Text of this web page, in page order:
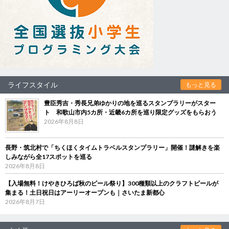
ライフスタイル もっと見る
豊臣秀吉・秀長兄弟ゆかりの地を巡るスタンプラリーがスター
ト 和歌山市内5カ所・近畿6カ所を巡り限定グッズをもらおう
2026年8月8日
長野・筑北村で「ちくほくタイムトラベルスタンプラリー」開催！謎解きを楽
しみながら全17スポットを巡る
2026年8月8日
【入場無料！けやきひろば秋のビール祭り】300種類以上のクラフトビールが
集まる！土日祝日はアーリーオープンも｜さいたま新都心
2026年8月7日